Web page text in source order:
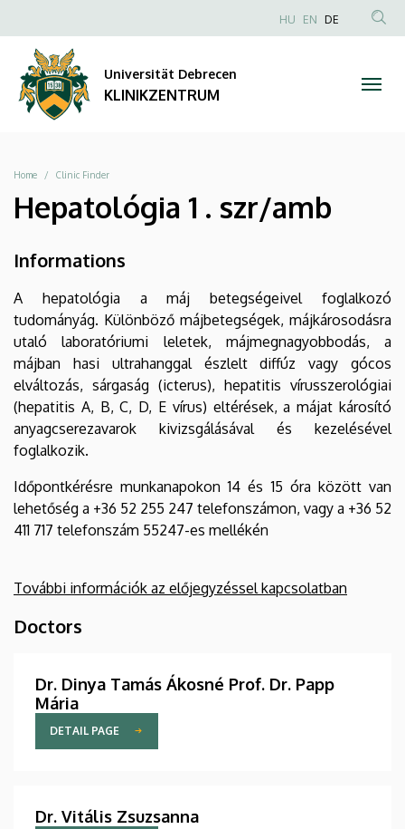
KLINIKZENTRUM
zum
Inhalt
Anonim
HU EN DE
Universität Debrecen
KLINIKZENTRUM
Breadcrumb
Home Clinic Finder
Hepatológia 1 . szr/amb
Informations
A hepatológia a máj betegségeivel foglalkozó
tudományág. Különböző májbetegségek, májkárosodásra
utaló laboratóriumi leletek, májmegnagyobbodás, a
májban hasi ultrahanggal észlelt diffúz vagy gócos
elváltozás, sárgaság (icterus), hepatitis vírusszerológiai
(hepatitis A, B, C, D, E vírus) eltérések, a májat károsító
anyagcserezavarok kivizsgálásával és kezelésével
foglalkozik.
Időpontkérésre munkanapokon 14 és 15 óra között van
lehetőség a +36 52 255 247 telefonszámon, vagy a +36 52
411 717 telefonszám 55247-es mellékén
További információk az előjegyzéssel kapcsolatban
Doctors
Dr. Dinya Tamás Ákosné Prof. Dr. Papp
Mária
DETAIL PAGE
Dr. Vitális Zsuzsanna